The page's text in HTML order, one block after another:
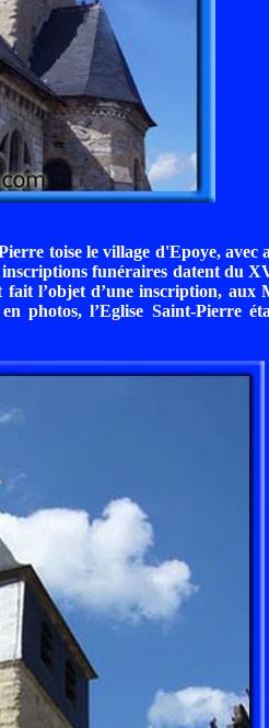
toise le village d'Epoye, avec
funéraires datent du
fait l’objet d’une inscription, aux
photos, l’Eglise Saint-Pierre